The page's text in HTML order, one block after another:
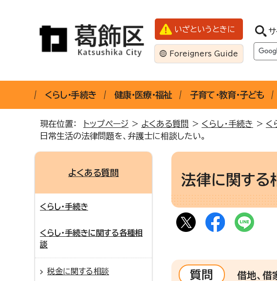
いざというときに
Foreigners Guide
くらし・手続き 健康・医療・福祉 子育て・教育・子ども
現在位置： トップページ > よくある質問 > くらし・手続き > く
日常生活の法律問題を、弁護士に相談したい。
法律に関する
質問 借地、借
よくある質問
くらし・手続き
くらし・手続きに関する各種相
談
税金に関する相談